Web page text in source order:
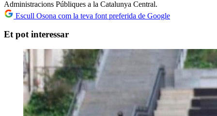
Administracions Públiques a la Catalunya Central.
Escull Osona com la teva font preferida de Google
Et pot interessar